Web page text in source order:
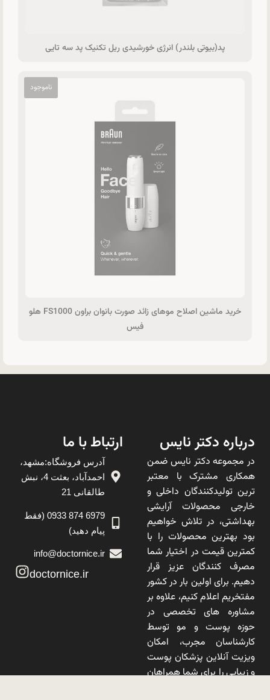
پد(بیوتی بلندر) انرژی خورشیدی ریل تکنیک پد سه تایی
خرید ماشین اصلاح موهای زائد صورت بانوان براون FS1000 هلو
فیس
درباره دکتر نایس
در مجموعه دکتر نایس ضمن
همکاری مشترک با معتبر
ترین تولیدکنندگان داخلی و
خارجی محصولات آرایشی
بهداشتی، در تلاش خواهیم
بود بهترین محصولات را با
کمترین قیمت در اختیار شما
مصرف کنندگان عزیز قرار
دهیم. برای اولین بار در کشور
مفتخریم اعلام کنیم، علاوه بر
مشاوره های تخصصی در
حوزه پوست و مو توسط
کارشناسان مجرب، امکان
ویزیت آنلاین پزشکان پوست
و زیبایی را برای شما همراهان
ارتباط با ما
آدرس فروشگاه:مشهد،
احمدآباد، بعثت 4، نبش
طالقانی 21
6979 874 0933 (فقط
پیام دهید)
info@doctornice.ir
doctornice.ir